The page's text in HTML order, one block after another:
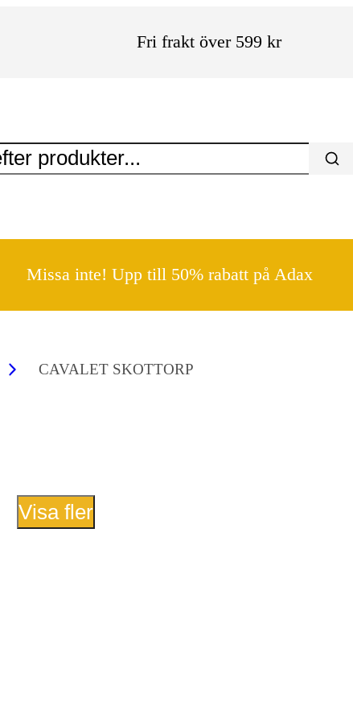
Fri frakt över 599 kr
Missa inte! Upp till 50% rabatt på Adax
CAVALET SKOTTORP
Visa fler